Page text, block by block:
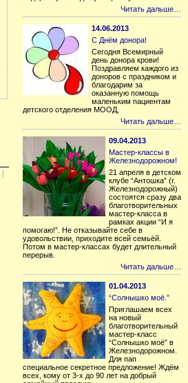
Читать дальше…
14.06.2013
С Днём донора!
Сегодня Всемирный
день донора крови!
Поздравляем каждого из
доноров с праздником и
благодарим за
оказанную помощь
маленьким пациентам
детского отделения МООД,
Читать дальше…
09.04.2013
Мастер-классы в
Железнодорожном!
21 апреля в детском
клубе “Антошка” (г.
Железнодорожный)
состоятся сразу два
благотворительных
мастер-класса в
рамках акции “И я
помогаю!”. Не отказывайте себе в
удовольствии, приходите всей семьёй.
Потом в мастер-классах будет длительный
перерыв.
Читать дальше…
01.04.2013
“Солнышко моё.”
Приглашаем всех
на новый
благотворительный
мастер-класс
“Солнышко моё” в
Железнодорожном.
Для пап
специальное секретное предложение! Ждём
всех, кому от 3-х до 90 лет на добрый